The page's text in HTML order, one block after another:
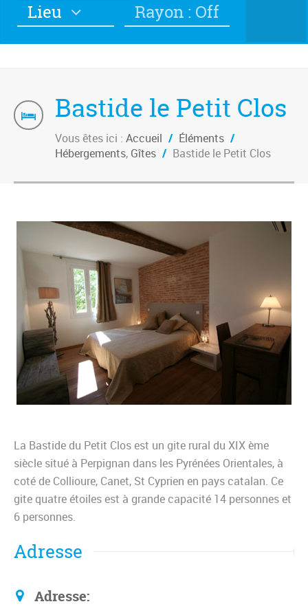
Lieu
Rayon : Off
Bastide le Petit Clos
Vous êtes ici : Accueil / Éléments /
Hébergements, Gîtes / Bastide le Petit Clos
La Bastide du Petit Clos est un gite rural du XIX ème
siècle situé à Perpignan dans les Pyrénées Orientales, à
coté de Collioure, Canet, St Cyprien en pays catalan. Ce
gite quatre étoiles est à grande capacité 14 personnes et
6 personnes.
Adresse
Adresse: